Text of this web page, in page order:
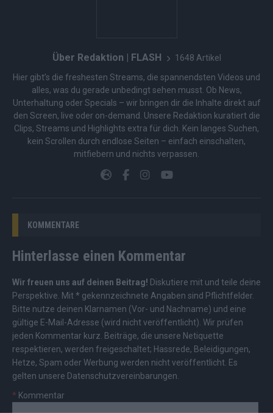
Über Redaktion | FLASH 1648 Artikel
Hier gibt’s die freshesten Streams, die spannendsten Videos und
alles, was du gerade unbedingt sehen musst. Ob News,
Unterhaltung oder Specials – wir bringen dir die Inhalte direkt auf
den Screen, live oder on-demand. Unsere Redaktion kuratiert die
Clips, Streams und Highlights extra für dich. Kein langes Suchen,
kein Scrollen durch endlose Seiten – einfach einschalten,
mitfiebern und nichts verpassen.
KOMMENTARE
Hinterlasse einen Kommentar
Wir freuen uns auf deinen Beitrag! Diskutiere mit und teile deine
Perspektive. Mit * gekennzeichnete Angaben sind Pflichtfelder.
Bitte nutze deinen Klarnamen (Vor- und Nachname) und eine
gültige E-Mail-Adresse (wird nicht veröffentlicht). Wir prüfen
jeden Kommentar kurz. Beiträge, die unsere Netiquette
respektieren, werden freigeschaltet; Hassrede, Beleidigungen,
Hetze, Spam oder Werbung werden nicht veröffentlicht. Es
gelten unsere Datenschutzvereinbarungen
* Kommentar